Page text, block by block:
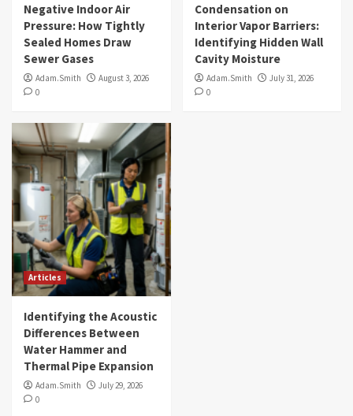
Negative Indoor Air
Pressure: How Tightly
Sealed Homes Draw
Sewer Gases
Adam.Smith
August 3, 2026
0
Condensation on
Interior Vapor Barriers:
Identifying Hidden Wall
Cavity Moisture
Adam.Smith
July 31, 2026
0
Articles
Identifying the Acoustic
Differences Between
Water Hammer and
Thermal Pipe Expansion
Adam.Smith
July 29, 2026
0